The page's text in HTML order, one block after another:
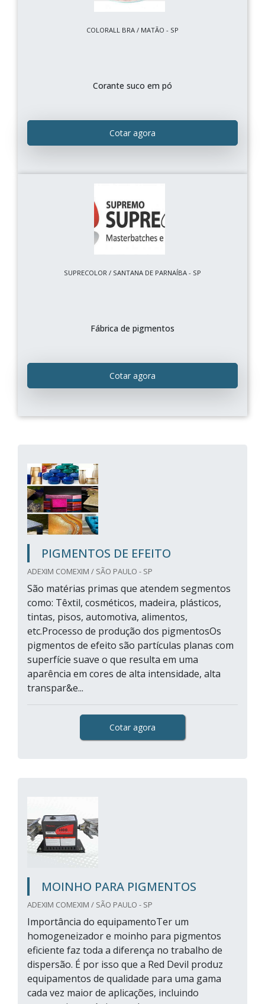
COLORALL BRA / MATÃO - SP
Corante suco em pó
Cotar agora
SUPRECOLOR / SANTANA DE PARNAÍBA - SP
Fábrica de pigmentos
Cotar agora
PIGMENTOS DE EFEITO
ADEXIM COMEXIM / SÃO PAULO - SP
São matérias primas que atendem segmentos
como: Têxtil, cosméticos, madeira, plásticos,
tintas, pisos, automotiva, alimentos,
etc.Processo de produção dos pigmentosOs
pigmentos de efeito são partículas planas com
superfície suave o que resulta em uma
aparência em cores de alta intensidade, alta
transpar&e...
Cotar agora
MOINHO PARA PIGMENTOS
ADEXIM COMEXIM / SÃO PAULO - SP
Importância do equipamentoTer um
homogeneizador e moinho para pigmentos
eficiente faz toda a diferença no trabalho de
dispersão. É por isso que a Red Devil produz
equipamentos de qualidade para uma gama
cada vez maior de aplicações, incluindo